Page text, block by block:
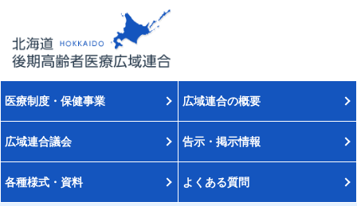
医療制度・保健事業 広域連合の概要
広域連合議会 告示・掲示情報
各種様式・資料 よくある質問